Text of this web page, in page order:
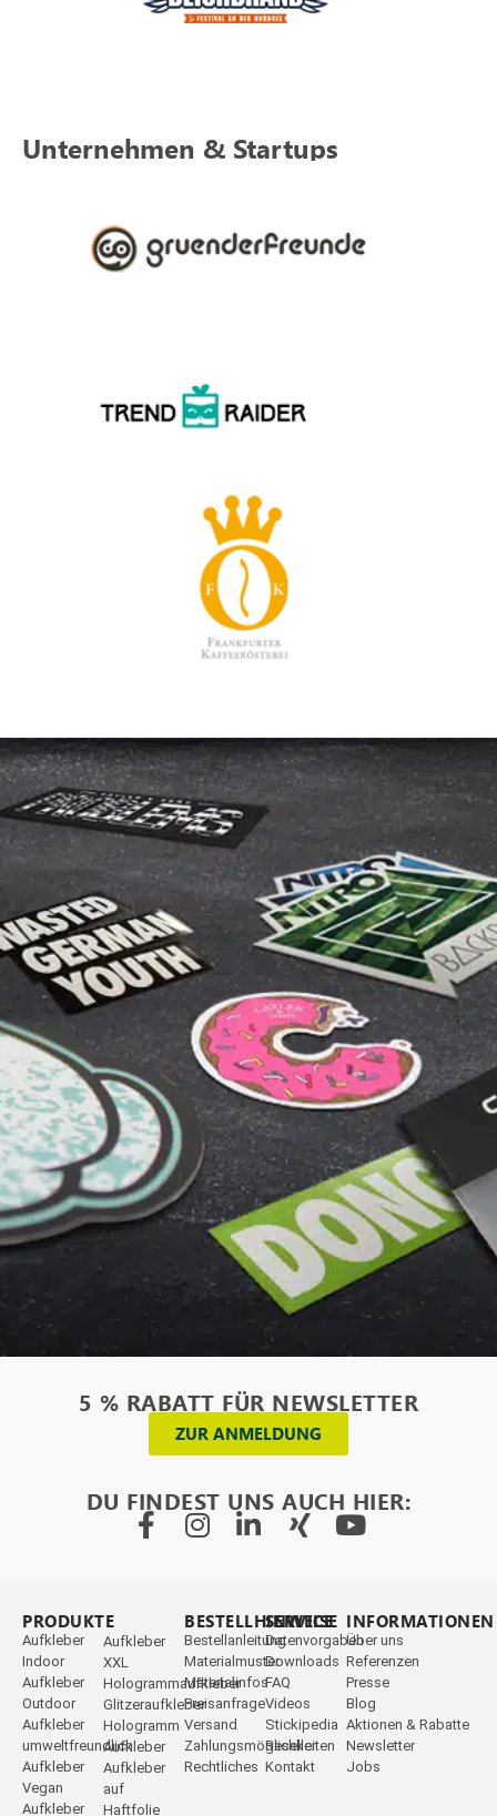
Unternehmen & Startups
5 % RABATT FÜR NEWSLETTER
ZUR ANMELDUNG
DU FINDEST UNS AUCH HIER:
PRODUKTE
Aufkleber
Indoor
Aufkleber
Outdoor
Aufkleber
umweltfreundlich
Aufkleber
Vegan
Aufkleber
_
Aufkleber
XXL
Hologrammaufkleber
Glitzeraufkleber
Hologramm
Aufkleber
Aufkleber
auf
Haftfolie
BESTELLHINWEISE
Bestellanleitung
Materialmuster
Materialinfos
Preisanfrage
Versand
Zahlungsmöglichkeiten
Rechtliches
SERVICE
Datenvorgaben
Downloads
FAQ
Videos
Stickipedia
Reseller
Kontakt
INFORMATIONEN
Über uns
Referenzen
Presse
Blog
Aktionen & Rabatte
Newsletter
Jobs